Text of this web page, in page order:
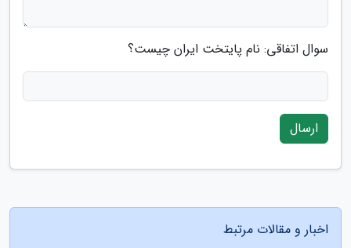
سوال اتفاقی: نام پایتخت ایران چیست؟
ارسال
اخبار و مقالات مرتبط